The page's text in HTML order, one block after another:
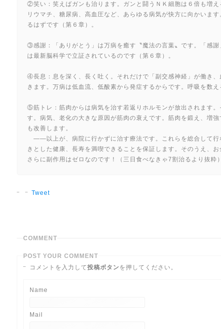
②笑い：笑えばガンも治ります。ガンと闘うＮＫ細胞は６倍も増
リウマチ、糖尿病、高血圧など、あらゆる病気が快方に向かいま
るはずです（第６章）。
③感謝：「ありがとう」は万病を癒す〝魔法の言葉〟です。「感
は最新脳科学で立証されているのです（第６章）。
④長息：息を深く、長く吐く。それだけで「副交感神経」が働き
きます。万病は低血流、低酸素から発症するからです。呼吸を数
⑤筋トレ：筋肉からは病気を治す若返りホルモンが放出されます
す。病気、老化の大きな原因が筋肉の衰えです。筋肉を鍛え、増
も改善します。
――以上が、病院に行かずに治す療法です。これらを総合して行
きとした健康、長寿を満喫できることを保証します。そのうえ、
さらに副作用はゼロなのです！（三日食べなきゃ7割治るより抜
Tweet
COMMENT
POST YOUR COMMENT
コメントを入力して投稿ボタンを押してください。
Name
Mail